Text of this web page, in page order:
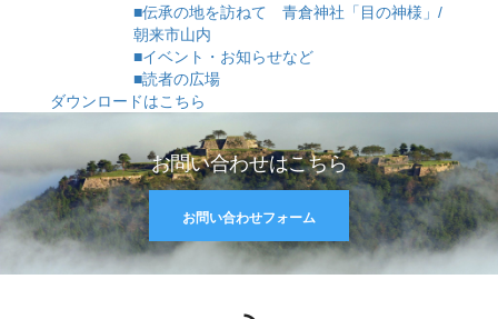
■伝承の地を訪ねて 青倉神社「目の神様」/
朝来市山内
■イベント・お知らせなど
■読者の広場
ダウンロードはこちら
お問い合わせはこちら
お問い合わせフォーム